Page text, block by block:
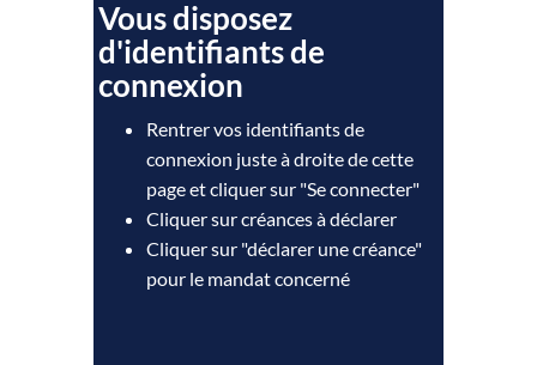
Vous disposez
d'identifiants de
connexion
Rentrer vos identifiants de
connexion juste à droite de cette
page et cliquer sur "Se connecter"
Cliquer sur créances à déclarer
Cliquer sur "déclarer une créance"
pour le mandat concerné